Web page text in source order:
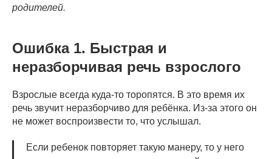
родителей.
Ошибка 1. Быстрая и
неразборчивая речь взрослого
Взрослые всегда куда-то торопятся. В это время их
речь звучит неразборчиво для ребёнка. Из-за этого он
не может воспроизвести то, что услышал.
Если ребенок повторяет такую манеру, то у него